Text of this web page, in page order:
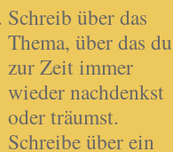
Schreib über das
Thema, über das du
zur Zeit immer
wieder nachdenkst
oder träumst.
Schreibe über ein